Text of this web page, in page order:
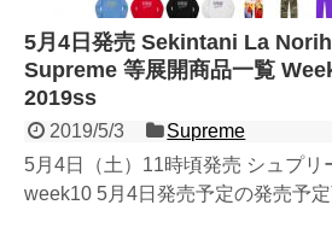
5月4日発売 Sekintani La
Supreme 等展開商品一覧
2019ss
2019/5/3
Supreme
5月4日（土）11時頃発売 シュプリ
week10 5月4日発売予定の発売予